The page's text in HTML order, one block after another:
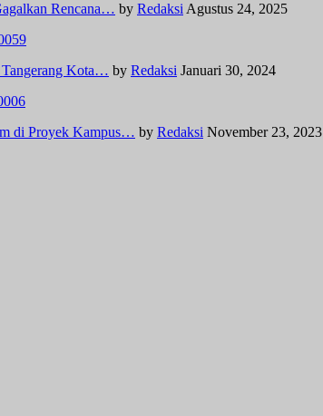
Rencana… by Redaksi Agustus 24, 2025
Kota… by Redaksi Januari 30, 2024
di Proyek Kampus… by Redaksi November 23, 2023